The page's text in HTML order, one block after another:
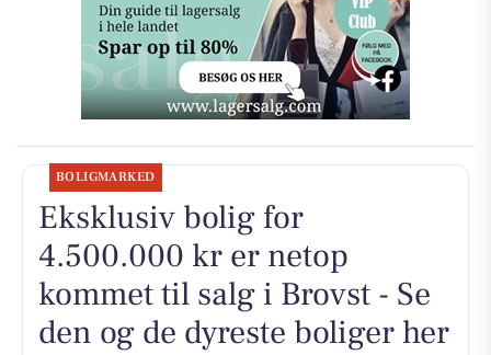
BOLIGMARKED
Eksklusiv bolig for
4.500.000 kr er netop
kommet til salg i Brovst - Se
den og de dyreste boliger her